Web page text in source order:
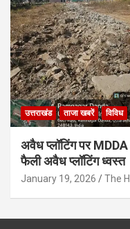
उत्तराखंड ताजा खबरें विविध
अवैध प्लॉटिंग पर MDDA
फैली अवैध प्लॉटिंग ध्वस्त
January 19, 2026 The